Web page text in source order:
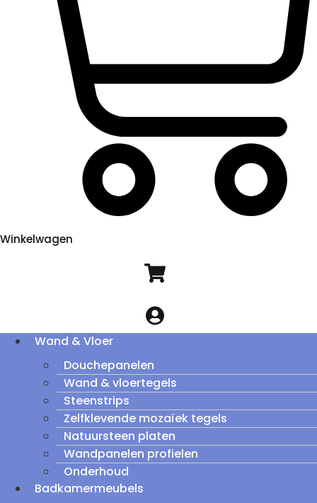
Winkelwagen
Wand & Vloer
Douchepanelen
Wand & vloertegels
Steenstrips
Zelfklevende mozaïek tegels
Natuursteen platen
Wandpanelen profielen
Onderhoud
Badkamermeubels